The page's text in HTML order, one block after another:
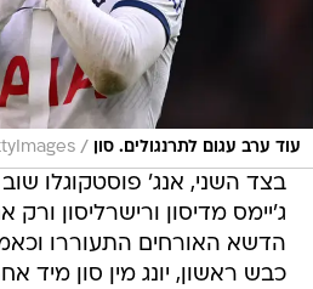
עוד ערב עגום לתרנגולים. סון /
בצד השני, אנג' פוסטקוגלו
ג'יימס מדיסון ורישרליסון
הדשא האורחים התעוררו
כבש ראשון, יונג מין סון מיד